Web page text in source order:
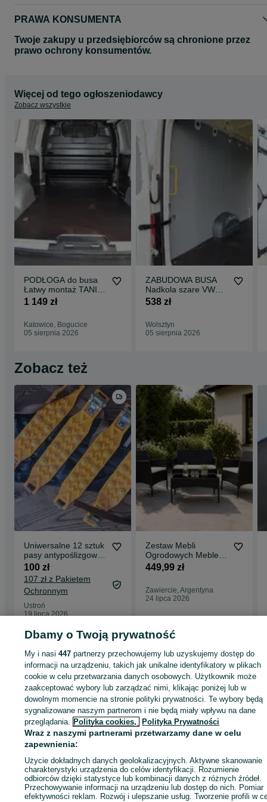
PRAWA KONSUMENTA
Twoje zakupy u przedsiębiorców są chronione przez
prawo ochrony konsumentów.
Więcej od tego ogłoszeniodawcy
Zobacz wszystkie
PODŁOGA do busa
Łatwy montaż TANIA
WYSYŁKA Zabudowa
1 149 zł
Katowice, Bogucice
05 sierpnia 2026
ZABUDOWA BUSA
Nadkola szare VW
Transporter T5 T6 !!
538 zł
Wolsztyn
05 sierpnia 2026
Zobacz też
Uniwersalne 12 sztuk
pasy antypoślizgowe
na koła
100 zł
107 zł z Pakietem
Ochronnym
Ustroń
19 lipca 2026
Zestaw Mebli
Ogrodowych Meble
Ogrodowe
Technorattan Komplet
449,99 zł
Zawiercie, Argentyna
24 lipca 2026
Strona główna Motoryzacja Części samochodowe
Dostawcze i Ciężarowe
Dostawcze i Ciężarowe - Wielkopolskie
Dostawcze i Ciężarowe - Wolsztyn
KATEGORIA
ID:362852402 Wyświetlenia:
Zadzwoń / SMS Wyślij wiadomość
Dbamy o Twoją prywatność
My i nasi447 partnerzy przechowujemy lub uzyskujemy dostęp do
informacji na urządzeniu, takich jak unikalne identyfikatory w plikach
cookie w celu przetwarzania danych osobowych. Użytkownik może
zaakceptować wybory lub zarządzać nimi, klikając poniżej lub w
dowolnym momencie na stronie polityki prywatności. Te wybory będą
sygnalizowane naszym partnerom i nie będą miały wpływu na dane
przeglądania. Polityka cookies, Polityka Prywatności
Wraz z naszymi partnerami przetwarzamy dane w celu
zapewnienia:
Użycie dokładnych danych geolokalizacyjnych. Aktywne skanowanie
charakterystyki urządzenia do celów identyfikacji. Rozumienie
odbiorców dzięki statystyce lub kombinacji danych z różnych źródeł.
Przechowywanie informacji na urządzeniu lub dostęp do nich. Pomiar
efektywności reklam. Rozwój i ulepszanie usług. Tworzenie profili w